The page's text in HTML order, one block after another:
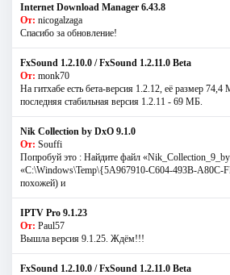
Internet Download Manager 6.43.8
От: nicogalzaga
Спасибо за обновление!
FxSound 1.2.10.0 / FxSound 1.2.11.0 Beta
От: monk70
На гитхабе есть бета-версия 1.2.12, её размер
последняя стабильная версия 1.2.11 - 69 МБ.
Nik Collection by DxO 9.1.0
От: Souffi
Попробуй это : Найдите файл
«C:\Windows\Temp\{5A967910-C604-493B-A80C-
похожей) и
IPTV Pro 9.1.23
От: Paul57
Вышла версия 9.1.25. Ждём!!!
FxSound 1.2.10.0 / FxSound 1.2.11.0 Beta